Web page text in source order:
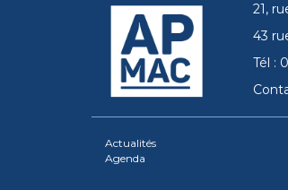
21,
43
Tél :
Actualités
Agenda